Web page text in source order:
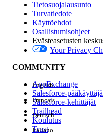
Edition
Kokemus
Tietosuojalausunto
Turvatiedote
Käyttöehdot
Osallistumisohjeet
Evästeasetusten
Your Privacy
COMMUNITY
AppExchange
Salesforce-
Salesforce-kehittäjät
Trailhead
Koulutus
Trust
English
Français
Deutsch
Italiano